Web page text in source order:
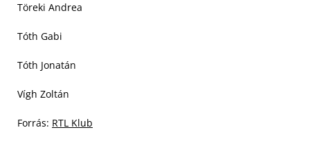
Töreki Andrea
Tóth Gabi
Tóth Jonatán
Vígh Zoltán
Forrás: RTL Klub